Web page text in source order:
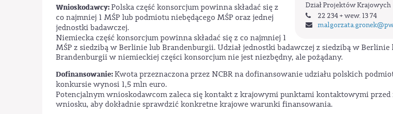
Dział Projektów Krajowych
22 234 + wew. 13 74
malgorzata.gronek
Wnioskodawcy:Polska część konsorcjum powinna składać się z
co najmniej 1 MŚP lub podmiotu niebędącego MŚP oraz jednej
jednostki badawczej.
Niemiecka część konsorcjum powinna składać się z co najmniej 1
MŚP z siedzibą w Berlinie lub Brandenburgii. Udział jednostki badawczej z siedzibą w Berlinie
Brandenburgii w niemieckiej części konsorcjum nie jest niezbędny, ale pożądany.
Dofinansowanie:Kwota przeznaczona przez NCBR na dofinansowanie udziału polskich
konkursie wynosi 1,5 mln euro.
Potencjalnym wnioskodawcom zaleca się kontakt z krajowymi punktami kontaktowymi przed
wniosku, aby dokładnie sprawdzić konkretne krajowe warunki finansowania.